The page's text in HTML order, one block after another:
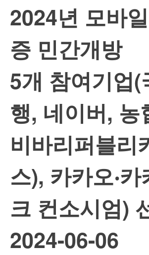
2024년 모바
증 민간개방
5개 참여기업(
행, 네이버, 농
비바리퍼블리
스), 카카오‧
크 컨소시엄)
2024-06-06